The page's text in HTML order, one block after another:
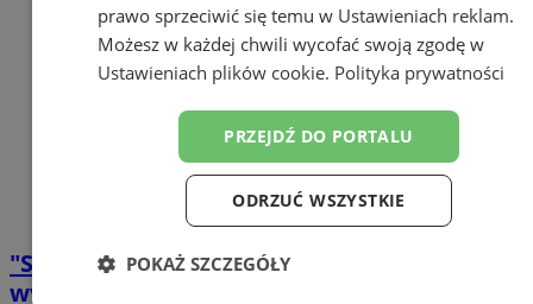
"Sylwester z Dwójką" w Katowicach – kto
wystąpi, utrudnienia w ruchu
prawo sprzeciwić się temu w Ustawieniach reklam.
Możesz w każdej chwili wycofać swoją zgodę w
Ustawieniach plików cookie. Polityka prywatności
PRZEJDŹ DO PORTALU
ODRZUĆ WSZYSTKIE
POKAŻ SZCZEGÓŁY